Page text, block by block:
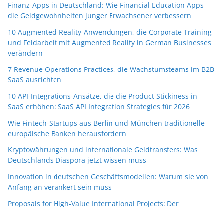
Finanz-Apps in Deutschland: Wie Financial Education Apps
die Geldgewohnheiten junger Erwachsener verbessern
10 Augmented-Reality-Anwendungen, die Corporate Training
und Feldarbeit mit Augmented Reality in German Businesses
verändern
7 Revenue Operations Practices, die Wachstumsteams im B2B
SaaS ausrichten
10 API-Integrations-Ansätze, die die Product Stickiness in
SaaS erhöhen: SaaS API Integration Strategies für 2026
Wie Fintech-Startups aus Berlin und München traditionelle
europäische Banken herausfordern
Kryptowährungen und internationale Geldtransfers: Was
Deutschlands Diaspora jetzt wissen muss
Innovation in deutschen Geschäftsmodellen: Warum sie von
Anfang an verankert sein muss
Proposals for High-Value International Projects: Der